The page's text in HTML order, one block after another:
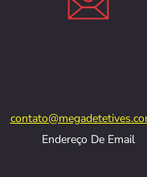
Endereço De Email